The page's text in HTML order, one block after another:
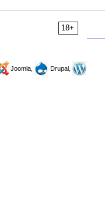
18+
Joomla,
Drupal,